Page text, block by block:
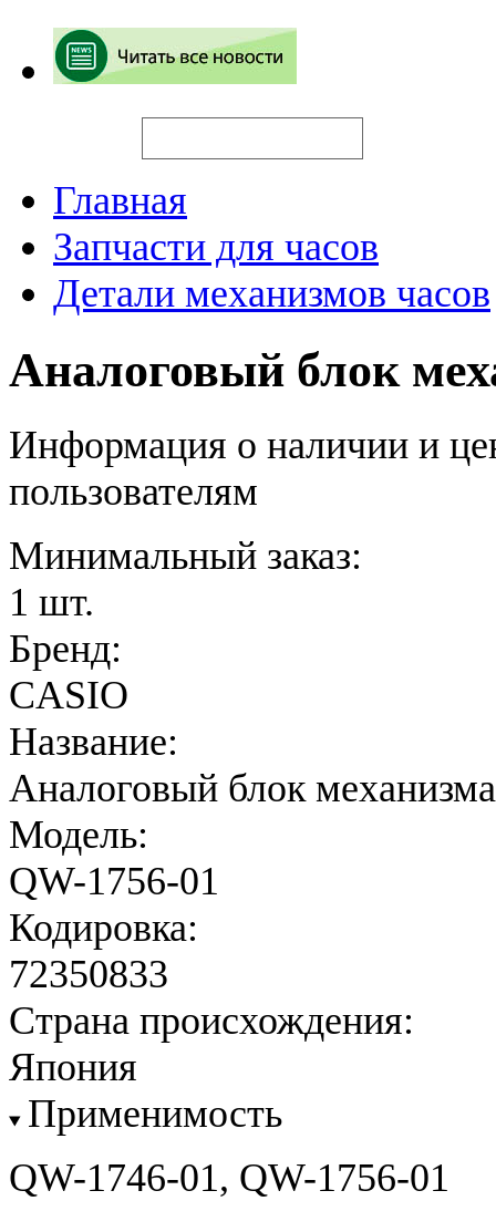
Главная
Запчасти для часов
Детали механизмов часов
Аналоговый блок
Информация о наличии и
пользователям
Минимальный заказ:
1 шт.
Бренд:
CASIO
Название:
Аналоговый блок механизма
Модель:
QW-1756-01
Кодировка:
72350833
Страна происхождения:
Япония
Применимость
QW-1746-01, QW-1756-01